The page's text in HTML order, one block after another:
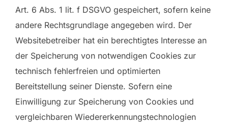
Art. 6 Abs. 1 lit. f DSGVO gespeichert, sofern keine
andere Rechtsgrundlage angegeben wird. Der
Websitebetreiber hat ein berechtigtes Interesse an
der Speicherung von notwendigen Cookies zur
technisch fehlerfreien und optimierten
Bereitstellung seiner Dienste. Sofern eine
Einwilligung zur Speicherung von Cookies und
vergleichbaren Wiedererkennungstechnologien